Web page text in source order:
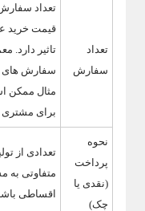
تعداد
سفارش
تعداد
قیمت خرید
تاثیر دارد.
سفارش های
مثال ممکن
برای مشتری
نحوه
پرداخت
(نقدی یا
چک)
تعدادی از
متفاوتی به
اقساطی